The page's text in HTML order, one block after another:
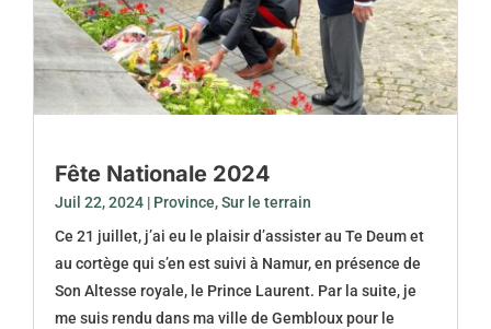
Fête Nationale 2024
Juil 22, 2024 | Province,Sur le terrain
Ce 21 juillet, j’ai eu le plaisir d’assister au Te Deum et
au cortège qui s’en est suivi à Namur, en présence de
Son Altesse royale, le Prince Laurent. Par la suite, je
me suis rendu dans ma ville de Gembloux pour le